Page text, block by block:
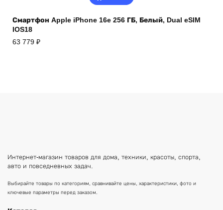
Смартфон Apple iPhone 16e 256 ГБ, Белый, Dual eSIM
IOS18
63 779 ₽
Интернет-магазин товаров для дома, техники, красоты, спорта,
авто и повседневных задач.
Выбирайте товары по категориям, сравнивайте цены, характеристики, фото и
ключевые параметры перед заказом.